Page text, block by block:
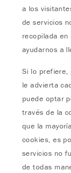
a los
de servicios
recopilada
ayudarnos a
Si lo prefiere,
le advierta
puede optar
través de la
que la
cookies, es
servicios no
de todas